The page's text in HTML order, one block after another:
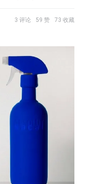
3 评论 59 赞 73 收藏